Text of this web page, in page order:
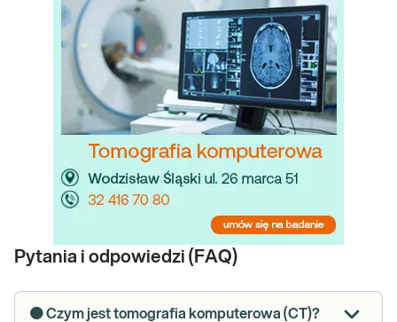
Pytania i odpowiedzi (FAQ)
🟠 Czym jest tomografia komputerowa (CT)?